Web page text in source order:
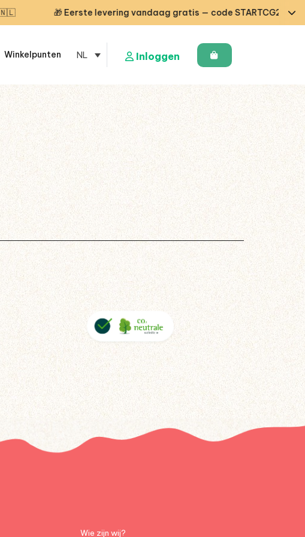
🎁 Eerste levering vandaag gratis — code STARTCG2 of
Winkelpunten NL Inloggen
Wie zijn wij?